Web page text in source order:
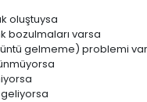
oluştuysa
bozulmaları varsa
gelmeme) problemi